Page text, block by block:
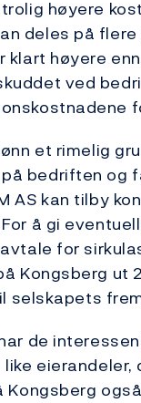
høyere
deles på
klart høyere
ved
et rimelig
bedriften og
AS kan tilby
å gi
for
Kongsberg
selskapets
de
like